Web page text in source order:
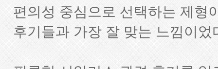
편의성 중심으로 선택하는 제형
후기들과 가장 잘 맞는 느낌이었